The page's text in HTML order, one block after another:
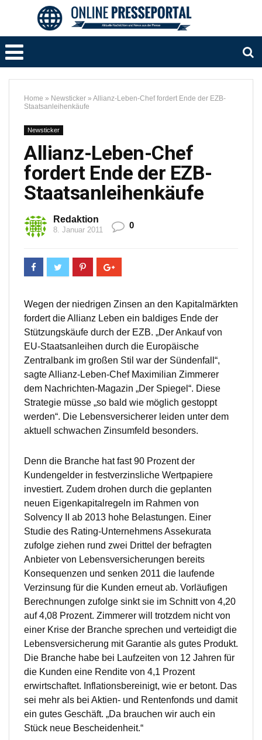
Home » Newsticker » Allianz-Leben-Chef fordert Ende der EZB-
Staatsanleihenkäufe
Newsticker
Allianz-Leben-Chef
fordert Ende der EZB-
Staatsanleihenkäufe
Redaktion
8. Januar 2011 0
Wegen der niedrigen Zinsen an den Kapitalmärkten
fordert die Allianz Leben ein baldiges Ende der
Stützungskäufe durch der EZB. „Der Ankauf von
EU-Staatsanleihen durch die Europäische
Zentralbank im großen Stil war der Sündenfall“,
sagte Allianz-Leben-Chef Maximilian Zimmerer
dem Nachrichten-Magazin „Der Spiegel“. Diese
Strategie müsse „so bald wie möglich gestoppt
werden“. Die Lebensversicherer leiden unter dem
aktuell schwachen Zinsumfeld besonders.
Denn die Branche hat fast 90 Prozent der
Kundengelder in festverzinsliche Wertpapiere
investiert. Zudem drohen durch die geplanten
neuen Eigenkapitalregeln im Rahmen von
Solvency II ab 2013 hohe Belastungen. Einer
Studie des Rating-Unternehmens Assekurata
zufolge ziehen rund zwei Drittel der befragten
Anbieter von Lebensversicherungen bereits
Konsequenzen und senken 2011 die laufende
Verzinsung für die Kunden erneut ab. Vorläufigen
Berechnungen zufolge sinkt sie im Schnitt von 4,20
auf 4,08 Prozent. Zimmerer will trotzdem nicht von
einer Krise der Branche sprechen und verteidigt die
Lebensversicherung mit Garantie als gutes Produkt.
Die Branche habe bei Laufzeiten von 12 Jahren für
die Kunden eine Rendite von 4,1 Prozent
erwirtschaftet. Inflationsbereinigt, wie er betont. Das
sei mehr als bei Aktien- und Rentenfonds und damit
ein gutes Geschäft. „Da brauchen wir auch ein
Stück neue Bescheidenheit.“